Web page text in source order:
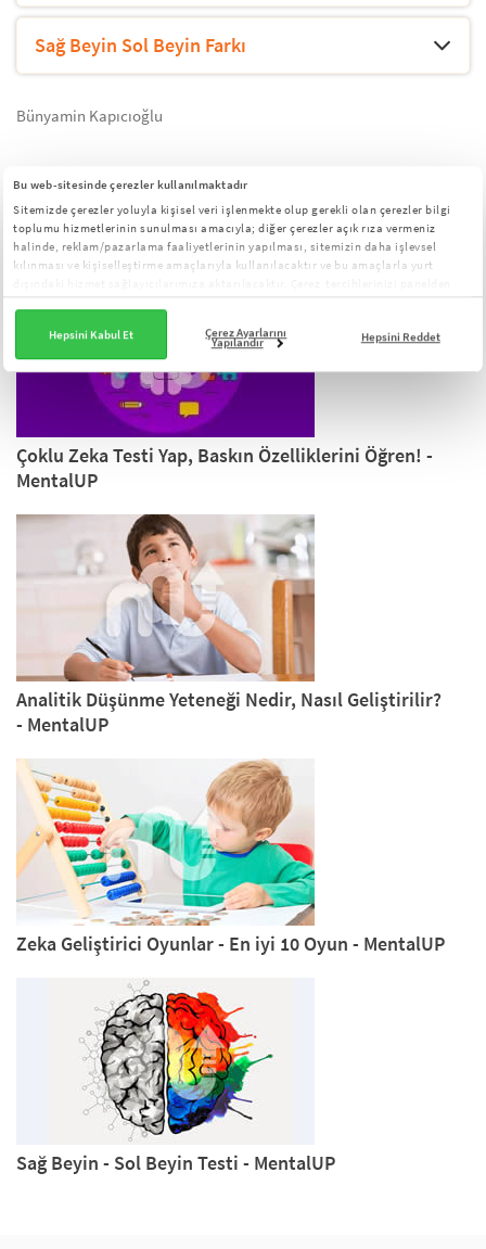
Bu web-sitesinde çerezler kullanılmaktadır
Sitemizde çerezler yoluyla kişisel veri işlenmekte olup gerekli olan çerezler bilgi
toplumu hizmetlerinin sunulması amacıyla; diğer çerezler açık rıza vermeniz
halinde, reklam/pazarlama faaliyetlerinin yapılması, sitemizin daha işlevsel
kılınması ve kişiselleştirme amaçlarıyla kullanılacaktır ve bu amaçlarla yurt
Hepsini Kabul Et Çerez Ayarlarını
Yapılandır Hepsini Reddet
Sağ Beyin Sol Beyin Farkı
Bünyamin Kapıcıoğlu
BU YAZIYI OKUYANLAR AŞAĞIDAKİ
BAŞLIKLARI DA İNCELEDİ
Çoklu Zeka Testi Yap, Baskın Özelliklerini Öğren! -
MentalUP
Analitik Düşünme Yeteneği Nedir, Nasıl Geliştirilir?
- MentalUP
Zeka Geliştirici Oyunlar - En iyi 10 Oyun - MentalUP
Sağ Beyin - Sol Beyin Testi - MentalUP